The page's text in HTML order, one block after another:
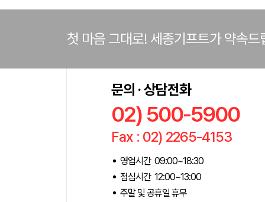
첫 마음 그대로! 세종기프트가 약속드
문의 · 상담전화
02) 500-5900
Fax : 02) 2265-4153
영업시간 09:00~18:30
점심시간 12:00~13:00
주말 및 공휴일 휴무